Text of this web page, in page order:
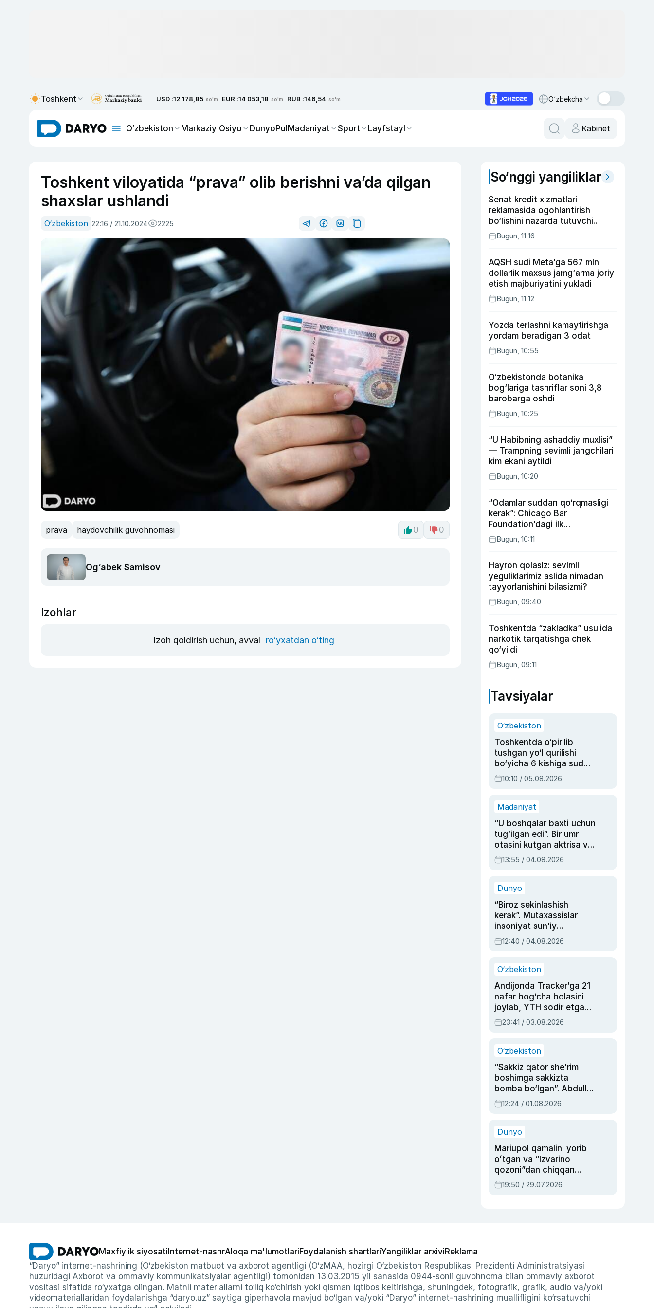
Toshkent USD :12 178,85 so'm EUR :14 053,18 so'm RUB :146,54 so'm O‘zbekcha
O‘zbekiston Markaziy Osiyo DunyoPulMadaniyat Sport Layfstayl Kabinet
Toshkent viloyatida “prava” olib berishni vaʼda qilgan
shaxslar ushlandi
O‘zbekiston 22:16 / 21.10.2024 2225
prava haydovchilik guvohnomasi 0 0
Og‘abek Samisov
Izohlar
Izoh qoldirish uchun, avval ro‘yxatdan o‘ting
So‘nggi yangiliklar
Senat kredit xizmatlari
reklamasida ogohlantirish
bo‘lishini nazarda tutuvchi
qonunni ma’qulladi
Bugun, 11:16
AQSH sudi Meta’ga 567 mln
dollarlik maxsus jamg‘arma joriy
etish majburiyatini yukladi
Bugun, 11:12
Yozda terlashni kamaytirishga
yordam beradigan 3 odat
Bugun, 10:55
O‘zbekistonda botanika
bog‘lariga tashriflar soni 3,8
barobarga oshdi
Bugun, 10:25
“U Habibning ashaddiy muxlisi”
— Trampning sevimli jangchilari
kim ekani aytildi
Bugun, 10:20
“Odamlar suddan qo‘rqmasligi
kerak”: Chicago Bar
Foundation’dagi ilk
o‘zbekistonlik Go‘zal
Abduaxatova
Bugun, 10:11
Hayron qolasiz: sevimli
yeguliklarimiz aslida nimadan
tayyorlanishini bilasizmi?
Bugun, 09:40
Toshkentda “zakladka” usulida
narkotik tarqatishga chek
qo‘yildi
Bugun, 09:11
Tavsiyalar
O‘zbekiston
Toshkentda o‘pirilib
tushgan yo‘l qurilishi
bo‘yicha 6 kishiga sud
hukmi o‘qildi
10:10 / 05.08.2026
Madaniyat
“U boshqalar baxti uchun
tug‘ilgan edi”. Bir umr
otasini kutgan aktrisa va
dublyaj ustasi Rimma
Ahmedovaning
13:55 / 04.08.2026
Dunyo
“Biroz sekinlashish
kerak”. Mutaxassislar
insoniyat sun’iy
intellektni boshqara
olmay qolishidan xavotir
12:40 / 04.08.2026
O‘zbekiston
Andijonda Tracker’ga 21
nafar bog‘cha bolasini
joylab, YTH sodir etgan
ayolga sud hukmi o‘qildi
23:41 / 03.08.2026
O‘zbekiston
“Sakkiz qator she’rim
boshimga sakkizta
bomba bo‘lgan”. Abdulla
Oripovni siyosiy
ayblovlardan asrab
12:24 / 01.08.2026
Dunyo
Mariupol qamalini yorib
oʻtgan va “Izvarino
qozoni”dan chiqqan
qahramon — Ukraina
armiyasi bosh
19:50 / 29.07.2026
Maxfiylik siyosati Internet-nashrAloqa ma'lumotlariFoydalanish shartlariYangiliklar arxiviReklama
“Daryo” internet-nashrining (O‘zbekiston matbuot va axborot agentligi (O‘zMAA, hozirgi O‘zbekiston Respublikasi Prezidenti Administratsiyasi
huzuridagi Axborot va ommaviy kommunikatsiyalar agentligi) tomonidan 13.03.2015 yil sanasida 0944-sonli guvohnoma bilan ommaviy axborot
vositasi sifatida ro‘yxatga olingan. Matnli materiallarni to‘liq ko‘chirish yoki qisman iqtibos keltirishga, shuningdek, fotografik, grafik, audio va/yoki
videomateriallaridan foydalanishga “daryo.uz” saytiga giperhavola mavjud bo‘lgan va/yoki “Daryo” internet-nashrining muallifligini ko‘rsatuvchi